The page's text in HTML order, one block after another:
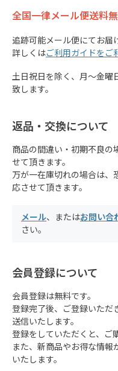
全国一律メール便送料
追跡可能メール便にてお届
詳しくはご利用ガイドをご
土日祝日を除く、月～金曜
致します。
返品・交換について
商品の間違い・初期不良の
せて頂きます。
万が一在庫切れの場合は、
応させて頂きます。
メール、またはお問い合
さい。
会員登録について
会員登録は無料です。
登録完了後、ご登録いただ
送信いたします。
登録をしていただくと、ご
また、新商品やお得な情
いたします。